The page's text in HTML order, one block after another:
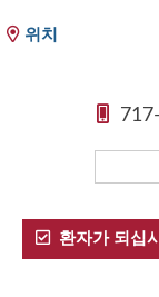
기 위치
환자가 되십